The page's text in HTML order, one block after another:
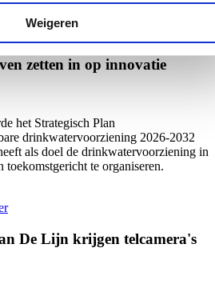
Weigeren
zetten in op innovatie
het Strategisch Plan
drinkwatervoorziening 2026-2032
als doel de drinkwatervoorziening in
toekomstgericht te organiseren.
De Lijn krijgen telcamera's